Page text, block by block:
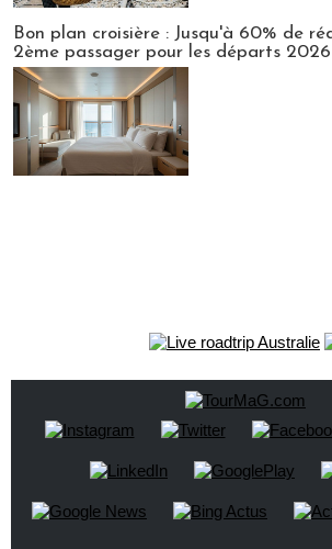
Bon plan croisière : Jusqu'à 60% de
2ème passager pour les départs